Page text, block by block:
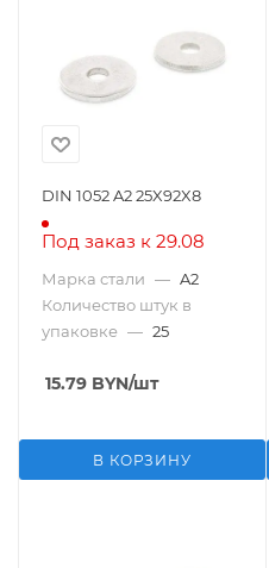
DIN 1052 A2 25X92X8
Под заказ к 29.08
Марка стали — A2
Количество штук в
упаковке — 25
15.79 BYN/шт
В КОРЗИНУ